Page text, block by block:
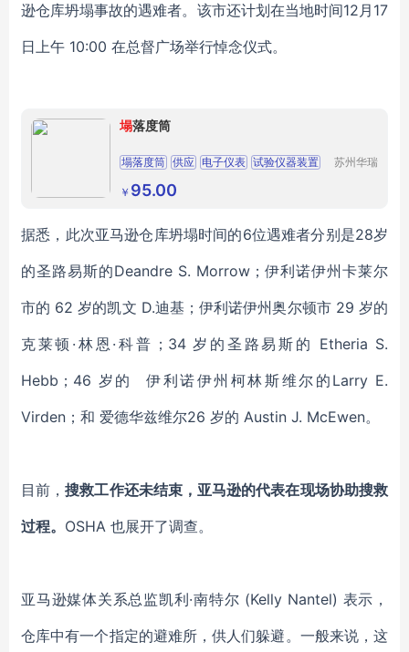
逊仓库坍塌事故的遇难者。 该市还计划在当地时间12月17
日上午 10:00 在总督广场举行悼念仪式。
塌落度筒
塌落度筒 供应 电子仪表 试验仪器装置
其他试验仪器装置
苏州华瑞
￥ 95.00
据悉，此次亚马逊仓库坍塌时间的6位遇难者分别是28岁
的圣路易斯的Deandre S. Morrow；伊利诺伊州卡莱尔
市的 62 岁的凯文 D.迪基；伊利诺伊州奥尔顿市 29 岁的
克莱顿·林恩·科普；34 岁的圣路易斯的 Etheria S.
Hebb；46 岁的 伊利诺伊州柯林斯维尔的Larry E.
Virden；和 爱德华兹维尔26 岁的 Austin J. McEwen。
目前，搜救工作还未结束，亚马逊的代表在现场协助搜救
过程。 OSHA 也展开了调查。
亚马逊媒体关系总监凯利·南特尔 (Kelly Nantel) 表示，
仓库中有一个指定的避难所，供人们躲避。一般来说，这